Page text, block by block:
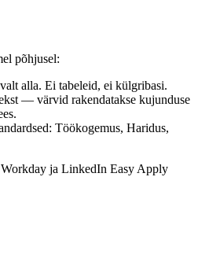
põhjusel:
alla. Ei tabeleid, ei külgribasi.
— värvid rakendatakse kujunduse
Töökogemus, Haridus,
ja LinkedIn Easy Apply